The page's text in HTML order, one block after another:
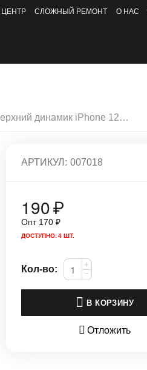
СЛОЖНЫЙ РЕМОНТ О НАС
Слуховой верхний динамик iPhone 12 Pro Max
АРТИКУЛ: 007018
190₽
Опт 170 ₽
ДОСТУПНО:4 ШТ.
Кол-во:
+
−
В КОРЗИНУ
Отложить